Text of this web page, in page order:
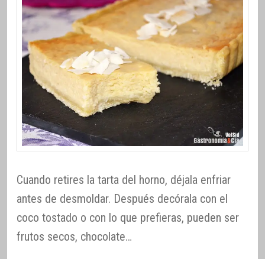
Cuando retires la tarta del horno, déjala enfriar
antes de desmoldar. Después decórala con el
coco tostado o con lo que prefieras, pueden ser
frutos secos, chocolate…